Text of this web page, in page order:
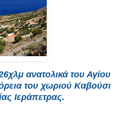
ανατολικά του Αγίου
του χωριού Καβούσι
Ιεράπετρας.